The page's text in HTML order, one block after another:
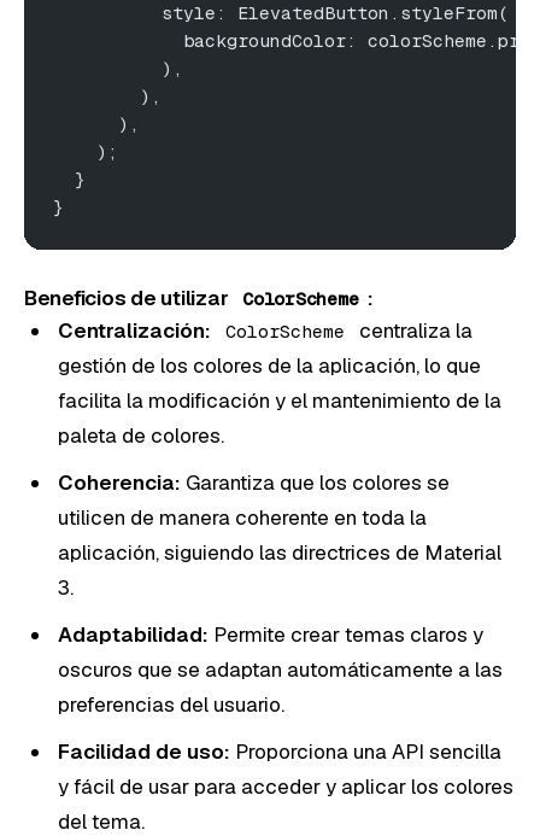
          style: ElevatedButton.styleFrom(
backgroundColor:
          ),
        ),
      ),
    );
  }
}
Beneficios de utilizar ColorScheme :
Centralización:
ColorScheme
centraliza la
gestión de los colores de la aplicación, lo que
facilita la modificación y el mantenimiento de la
paleta de colores.
Coherencia: Garantiza que los colores se
utilicen de manera coherente en toda la
aplicación, siguiendo las directrices de Material
3.
Adaptabilidad: Permite crear temas claros y
oscuros que se adaptan automáticamente a las
preferencias del usuario.
Facilidad de uso: Proporciona una API sencilla
y fácil de usar para acceder y aplicar los colores
del tema.